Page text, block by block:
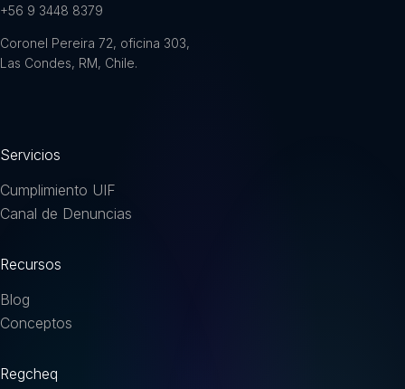
+56 9 3448 8379
Coronel Pereira 72, oficina 303,
Las Condes, RM, Chile.
Servicios
Cumplimiento UIF
Canal de Denuncias
Recursos
Blog
Conceptos
Regcheq